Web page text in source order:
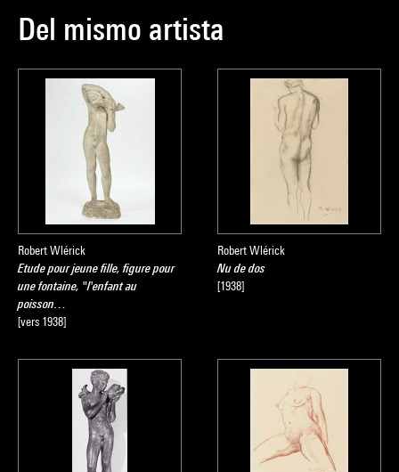
Del mismo artista
Robert Wlérick
Etude pour jeune fille, figure pour
une fontaine, "l'enfant au
poisson…
[vers 1938]
Robert Wlérick
Nu de dos
[1938]